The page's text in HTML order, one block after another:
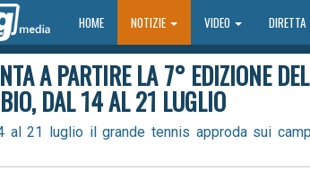
HOMEHOME NOTIZIE VIDEO
A PARTIRE LA 7° EDIZIONE
DAL 14 AL 21 LUGLIO
al 21 luglio il grande tennis approda sui